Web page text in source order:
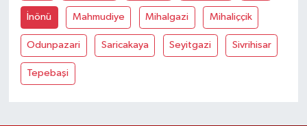
İnönü Mahmudiye Mihalgazi Mihaliççik
Odunpazari Saricakaya Seyitgazi Sivrihisar
Tepebaşi